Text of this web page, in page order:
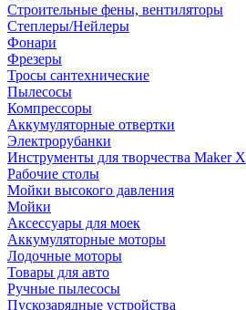
Строительные фены, вентиляторы
Степлеры/Нейлеры
Фонари
Фрезеры
Тросы сантехнические
Пылесосы
Компрессоры
Аккумуляторные отвертки
Электрорубанки
Инструменты для творчества Maker X
Рабочие столы
Мойки высокого давления
Мойки
Аксессуары для моек
Аккумуляторные моторы
Лодочные моторы
Товары для авто
Ручные пылесосы
Пускозарядные устройства